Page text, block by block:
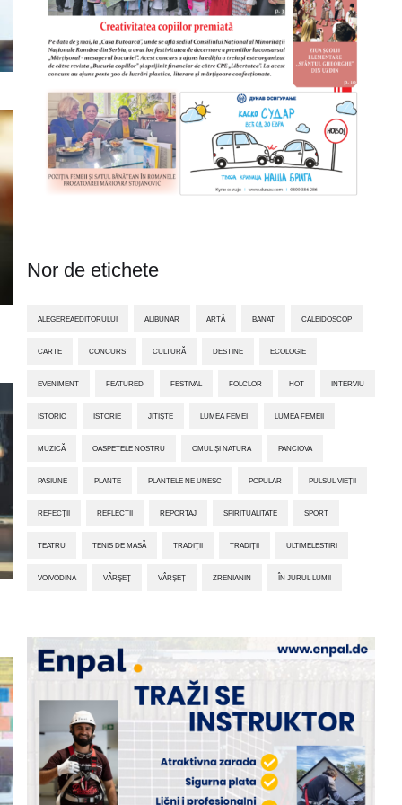
Nor de etichete
ALEGEREAEDITORULUI ALIBUNAR ARTĂ BANAT CALEIDOSCOP
CARTE CONCURS CULTURĂ DESTINE ECOLOGIE
EVENIMENT FEATURED FESTIVAL FOLCLOR HOT INTERVIU
ISTORIC ISTORIE JITIŞTE LUMEA FEMEI LUMEA FEMEII
MUZICĂ OASPETELE NOSTRU OMUL ȘI NATURA PANCIOVA
PASIUNE PLANTE PLANTELE NE UNESC POPULAR PULSUL VIEȚII
REFECȚII REFLECȚII REPORTAJ SPIRITUALITATE SPORT
TEATRU TENIS DE MASĂ TRADIŢII TRADIȚII ULTIMELESTIRI
VOIVODINA VÂRŞEŢ VÂRȘEȚ ZRENIANIN ÎN JURUL LUMII